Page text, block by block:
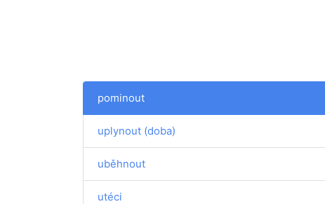
pominout
uplynout (doba)
uběhnout
utéci